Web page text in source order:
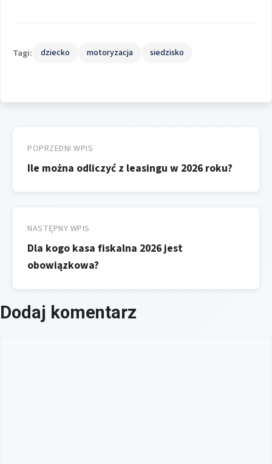
Tagi: dziecko motoryzacja siedzisko
wpisu
POPRZEDNI WPIS
Ile można odliczyć z leasingu w 2026 roku?
NASTĘPNY WPIS
Dla kogo kasa fiskalna 2026 jest
obowiązkowa?
Dodaj komentarz